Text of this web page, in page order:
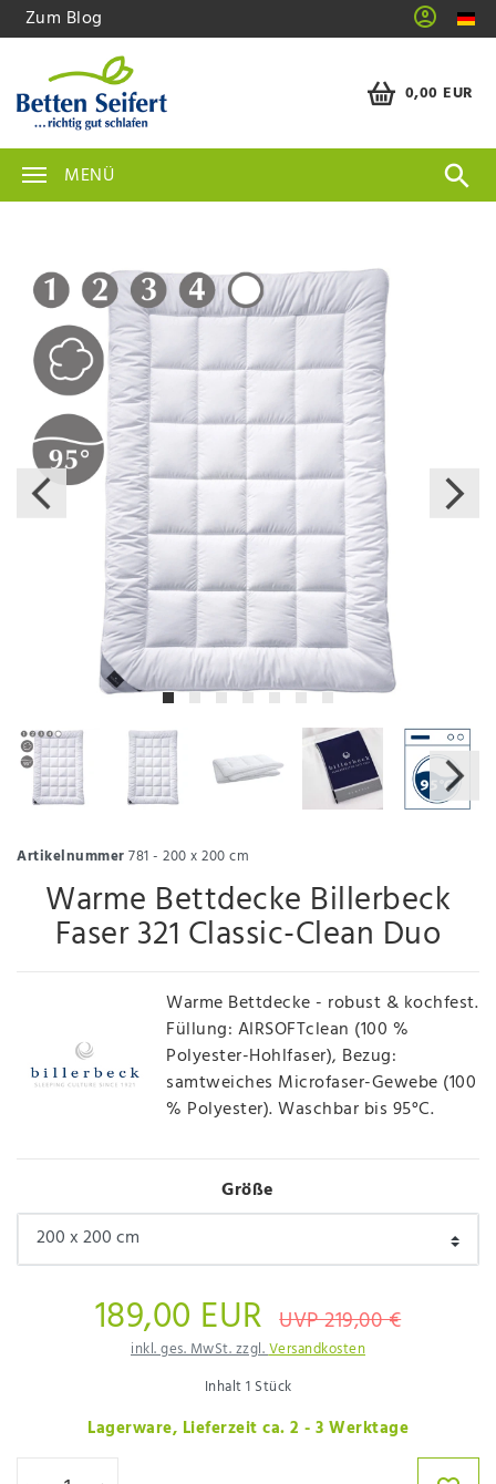
Zum Blog
0,00 EUR
MENÜ
Artikelnummer781 - 200 x 200 cm
Warme Bettdecke Billerbeck
Faser 321 Classic-Clean Duo
Warme Bettdecke - robust & kochfest.
Füllung: AIRSOFTclean (100 %
Polyester-Hohlfaser), Bezug:
samtweiches Microfaser-Gewebe (100
% Polyester). Waschbar bis 95°C.
Größe
189,00 EUR UVP 219,00 €
inkl. ges. MwSt. zzgl.Versandkosten
Inhalt1 Stück
Lagerware, Lieferzeit ca. 2 - 3 Werktage